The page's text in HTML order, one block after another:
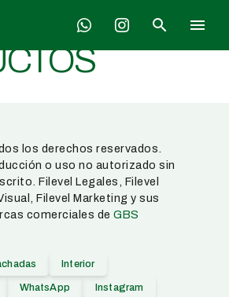
search menu
los derechos reservados.
o uso no autorizado sin
Filevel Legales, Filevel
Filevel Marketing y sus
comerciales de GBS
Interior
WhatsApp Instagram